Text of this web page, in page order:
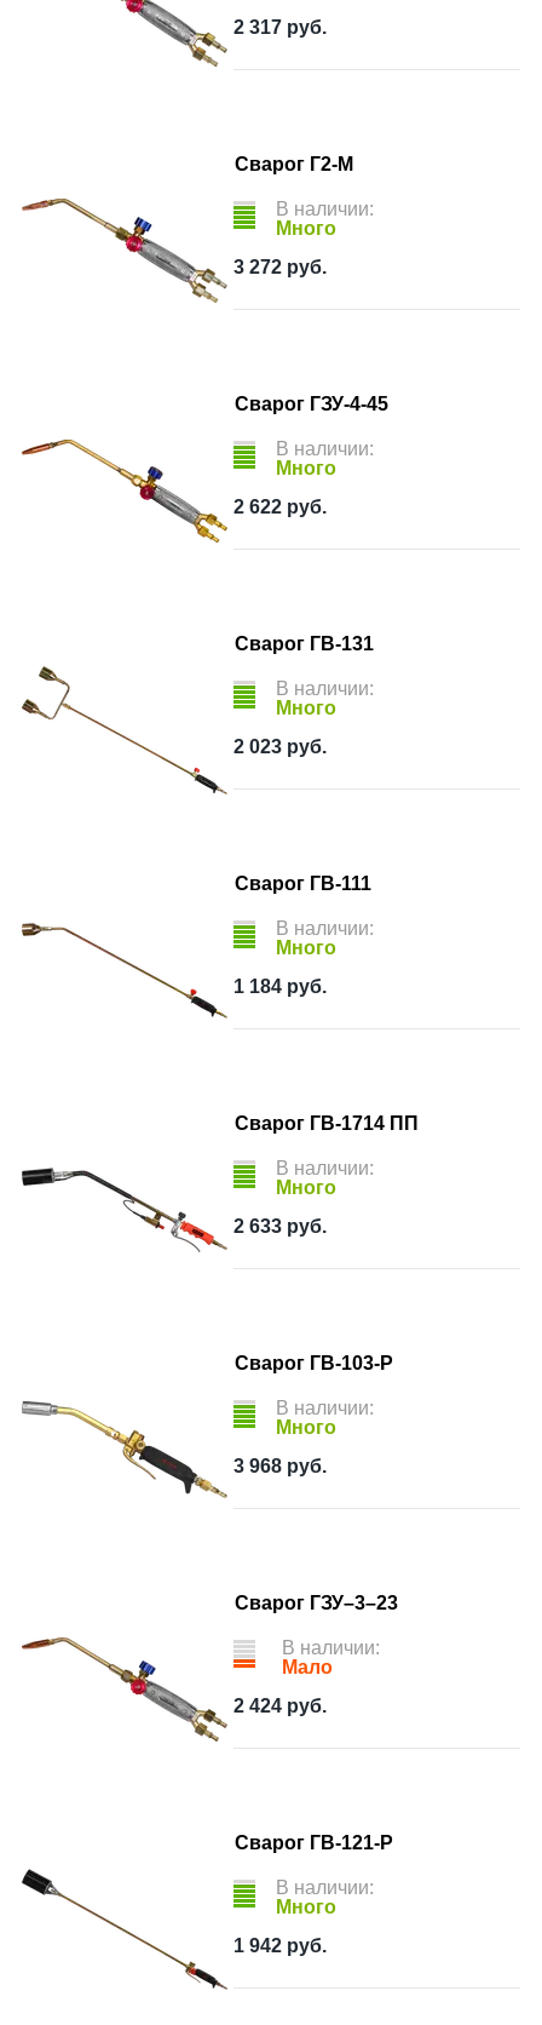
2 317 руб.
Сварог Г2-М
В наличии:
Много
3 272 руб.
Сварог ГЗУ-4-45
В наличии:
Много
2 622 руб.
Сварог ГВ-131
В наличии:
Много
2 023 руб.
Сварог ГВ-111
В наличии:
Много
1 184 руб.
Сварог ГВ-1714 ПП
В наличии:
Много
2 633 руб.
Сварог ГВ-103-Р
В наличии:
Много
3 968 руб.
Сварог ГЗУ–3–23
В наличии:
Мало
2 424 руб.
Сварог ГВ-121-Р
В наличии:
Много
1 942 руб.